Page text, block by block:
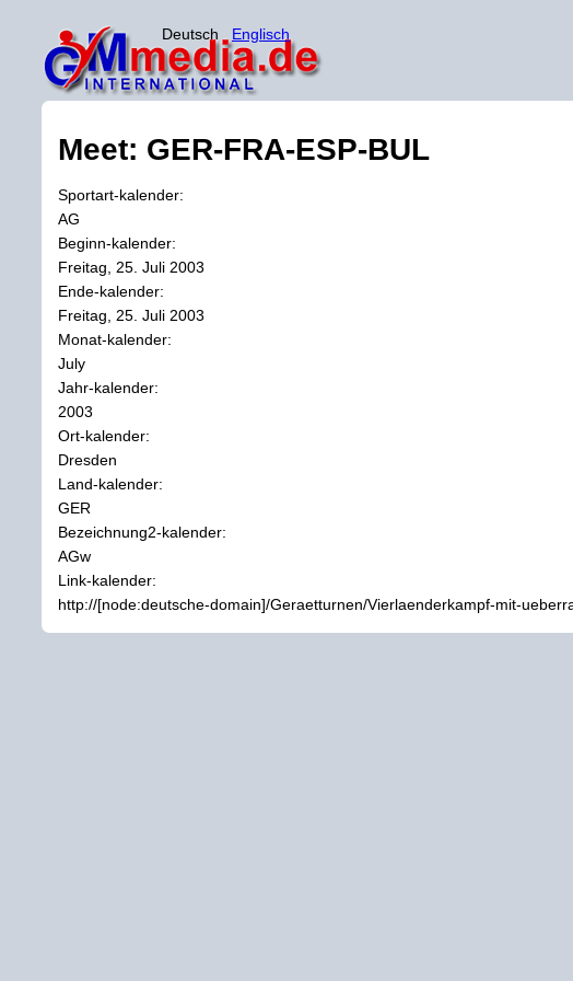
Deutsch Englisch
Meet: GER-FRA-ESP-BUL
Sportart-kalender:
AG
Beginn-kalender:
Freitag, 25. Juli 2003
Ende-kalender:
Freitag, 25. Juli 2003
Monat-kalender:
July
Jahr-kalender:
2003
Ort-kalender:
Dresden
Land-kalender:
GER
Bezeichnung2-kalender:
AGw
Link-kalender:
http://[node:deutsche-domain]/Geraetturnen/Vierlaenderkampf-mit-